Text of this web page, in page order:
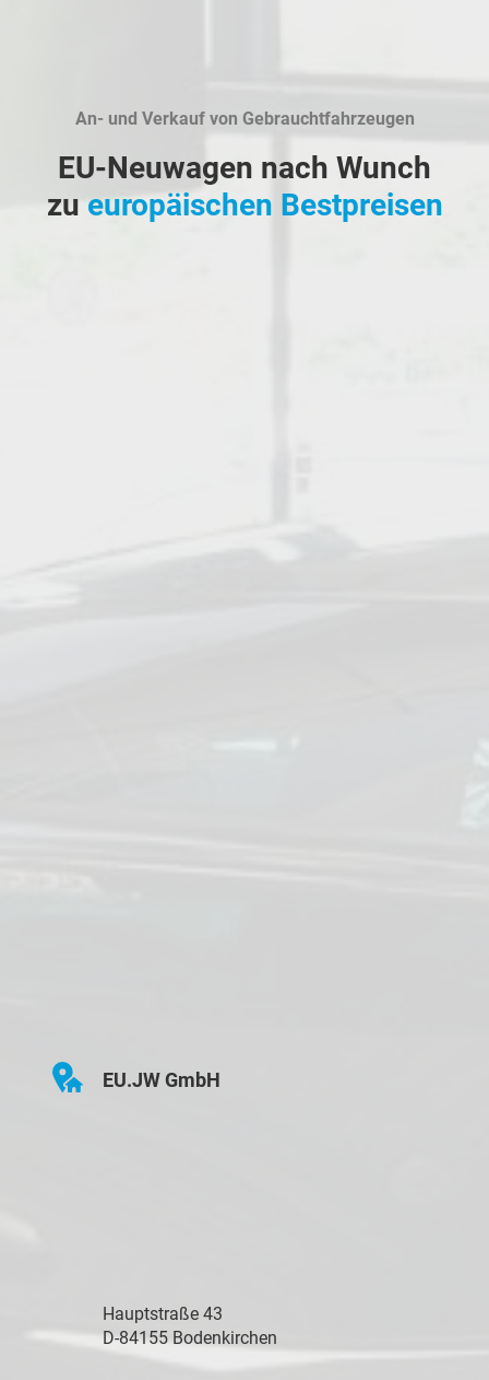
An- und Verkauf von Gebrauchtfahrzeugen
EU-Neuwagen nach Wunch
zu europäischen Bestpreisen
EU.JW GmbH
Hauptstraße 43
D-84155 Bodenkirchen